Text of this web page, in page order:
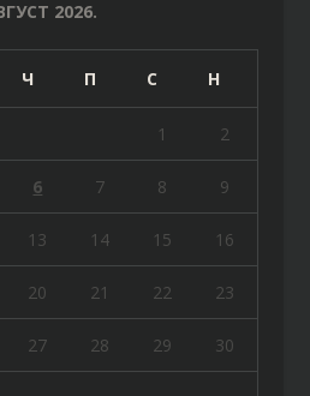
2026.
Ч П С Н
1 2
6 7 8 9
13 14 15 16
20 21 22 23
27 28 29 30